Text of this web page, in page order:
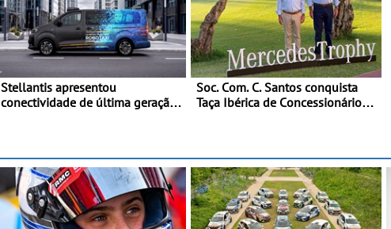
Stellantis apresentou
conectividade de última geração
Soc. Com. C. Santos conquista
Taça Ibérica de Concessionários